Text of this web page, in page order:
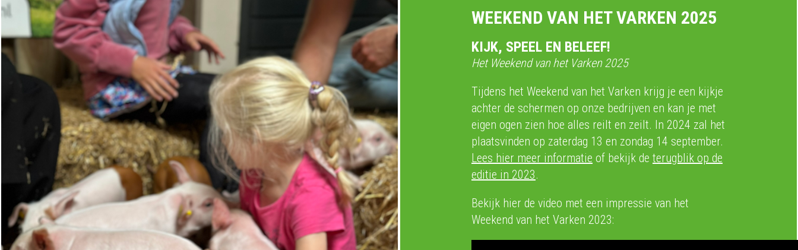
WEEKEND VAN HET VARKEN 2025
KIJK, SPEEL EN BELEEF!
Het Weekend van het Varken 2025
Tijdens het Weekend van het Varken krijg je een kijkje
achter de schermen op onze bedrijven en kan je met
eigen ogen zien hoe alles reilt en zeilt. In 2024 zal het
plaatsvinden op zaterdag 13 en zondag 14 september.
Lees hier meer informatie of bekijk de terugblik op de
editie in 2023.
Bekijk hier de video met een impressie van het
Weekend van het Varken 2023: